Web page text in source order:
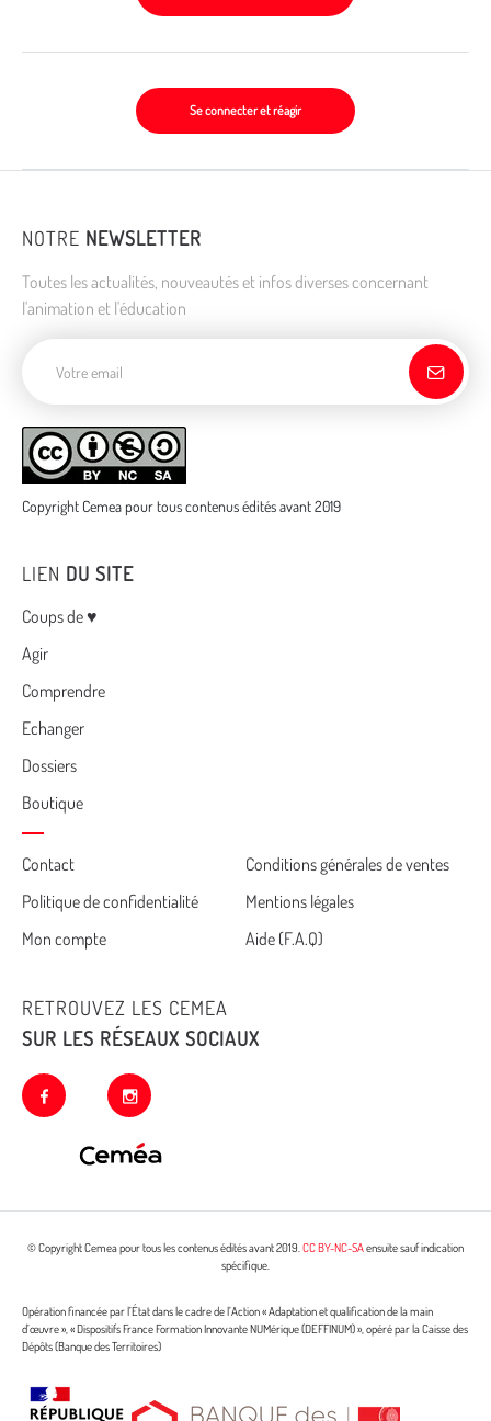
Se connecter et réagir
NOTRE NEWSLETTER
Toutes les actualités, nouveautés et infos diverses concernant
l'animation et l'éducation
Copyright Cemea pour tous contenus édités avant 2019
LIEN DU SITE
Menu
Coups de ♥
Agir
Comprendre
Echanger
Dossiers
Boutique
Cemea
footer
Contact
Conditions générales de ventes
Politique de confidentialité
Mentions légales
Mon compte
Aide (F.A.Q)
RETROUVEZ LES CEMEA
SUR LES RÉSEAUX SOCIAUX
facebook instagram
© Copyright Cemea pour tous les contenus édités avant 2019.CC BY-NC-SAensuite sauf indication
spécifique.
Opération financée par l’État dans le cadre de l’Action « Adaptation et qualification de la main
d’œuvre », « Dispositifs France Formation Innovante NUMérique (DEFFINUM) », opéré par la Caisse des
Dépôts (Banque des Territoires)